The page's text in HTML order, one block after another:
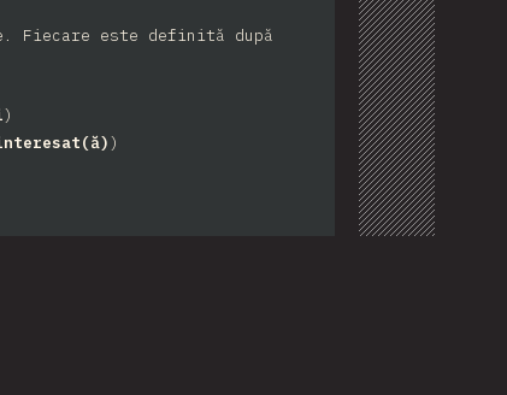
Fiecare este definită după
)
)